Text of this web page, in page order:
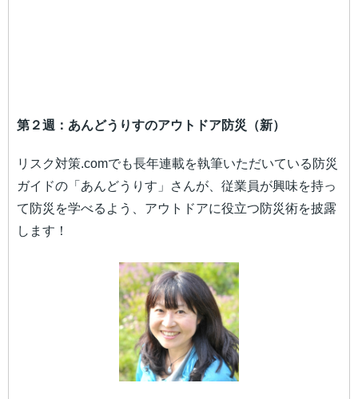
第２週：あんどうりすのアウトドア防災（新）
リスク対策.comでも長年連載を執筆いただいている防災
ガイドの「あんどうりす」さんが、従業員が興味を持っ
て防災を学べるよう、アウトドアに役立つ防災術を披露
します！